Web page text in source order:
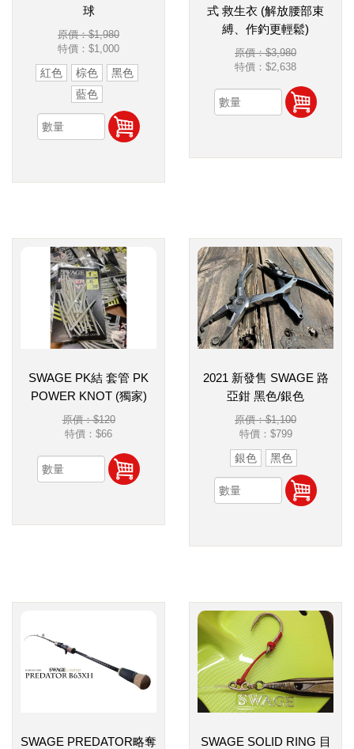
球
原價：$1,980
特價： $1,000
紅色 棕色
黑色
藍色
式 救生衣 (解放腰部束
縛、作釣更輕鬆)
原價：$3,980
特價： $2,638
SWAGE PK結 套管 PK
POWER KNOT (獨家)
原價：$120
特價： $66
2021 新發售 SWAGE 路
亞鉗 黑色/銀色
原價：$1,100
特價： $799
銀色 黑色
SWAGE PREDATOR略奪
SWAGE SOLID RING 目